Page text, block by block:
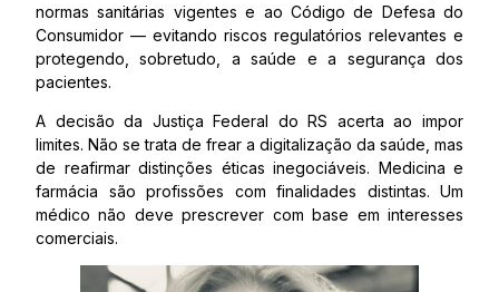
normas sanitárias vigentes e ao Código de Defesa do
Consumidor — evitando riscos regulatórios relevantes e
protegendo, sobretudo, a saúde e a segurança dos
pacientes.
A decisão da Justiça Federal do RS acerta ao impor
limites. Não se trata de frear a digitalização da saúde, mas
de reafirmar distinções éticas inegociáveis. Medicina e
farmácia são profissões com finalidades distintas. Um
médico não deve prescrever com base em interesses
comerciais.